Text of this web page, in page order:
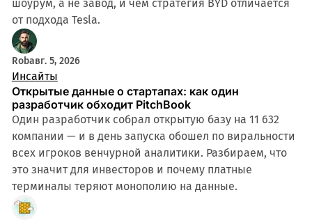
шоурум, а не завод, и чем стратегия BYD отличается
от подхода Tesla.
Robавг. 5, 2026
Инсайты
Открытые данные о стартапах: как один
разработчик обходит PitchBook
Один разработчик собрал открытую базу на 11 632
компании — и в день запуска обошел по виральности
всех игроков венчурной аналитики. Разбираем, что
это значит для инвесторов и почему платные
терминалы теряют монополию на данные.